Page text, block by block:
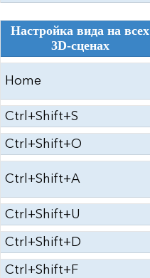
Настройка вида на всех
3D-сценах
Home
Ctrl+Shift+S
Ctrl+Shift+O
Ctrl+Shift+A
Ctrl+Shift+U
Ctrl+Shift+D
Ctrl+Shift+F